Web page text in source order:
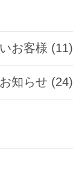
お客様 (11)
知らせ (24)